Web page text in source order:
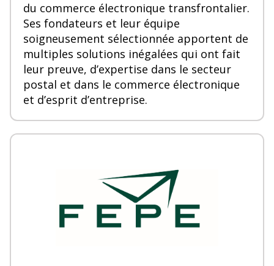
du commerce électronique transfrontalier.
Ses fondateurs et leur équipe
soigneusement sélectionnée apportent de
multiples solutions inégalées qui ont fait
leur preuve, d’expertise dans le secteur
postal et dans le commerce électronique
et d’esprit d’entreprise.